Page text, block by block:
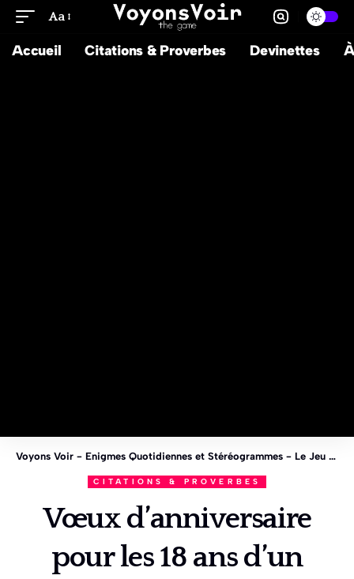
Aa
Accueil Citations & Proverbes Devinettes
Voyons Voir - Enigmes Quotidiennes et Stéréogrammes - Le Jeu des 1%
CITATIONS & PROVERBES
Vœux d’anniversaire
pour les 18 ans d’un